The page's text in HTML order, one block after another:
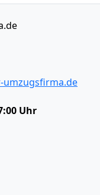
umzugsfirma.de
Uhr